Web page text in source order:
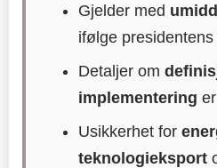
Gjelder med
ifølge presidentens
Detaljer om
implementering
Usikkerhet for
teknologieksport